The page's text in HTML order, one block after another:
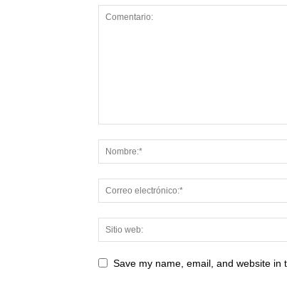
Save my name, email, and website in